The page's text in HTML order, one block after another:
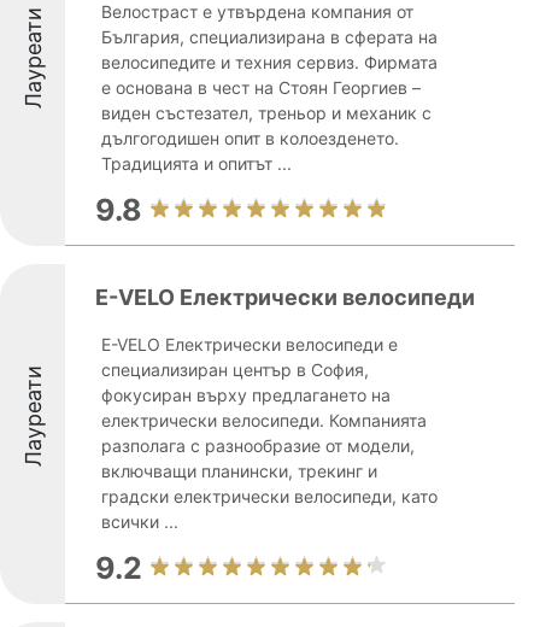
Лауреати
Велостраст е утвърдена компания от
България, специализирана в сферата на
велосипедите и техния сервиз. Фирмата
е основана в чест на Стоян Георгиев –
виден състезател, треньор и механик с
дългогодишен опит в колоезденето.
Традицията и опитът ...
9.8
Лауреати
E-VELO Електрически велосипеди
E-VELO Електрически велосипеди е
специализиран център в София,
фокусиран върху предлагането на
електрически велосипеди. Компанията
разполага с разнообразие от модели,
включващи планински, трекинг и
градски електрически велосипеди, като
всички ...
9.2